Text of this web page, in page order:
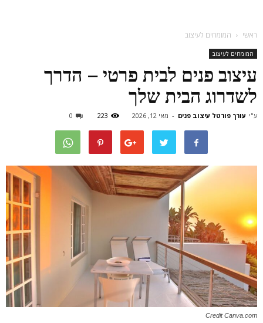
ראשי המומחים לעיצוב
המומחים לעיצוב
עיצוב פנים לבית פרטי – הדרך
לשדרוג הבית שלך
ע"י עורך פורטל עיצוב פנים - מאי 12, 2026 223
0
Credit Canva.com